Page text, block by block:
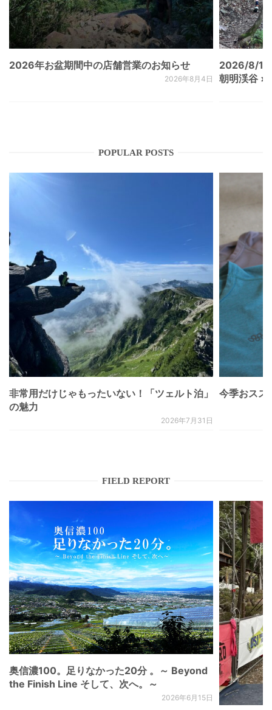
2026年お盆期間中の店舗営業のお知らせ
2026年8月4日
2026/8/
朝明渓谷 ×
POPULAR POSTS
非常用だけじゃもったいない！「ツェルト泊」
の魅力
2026年7月31日
今季おスス
FIELD REPORT
奥信濃100。足りなかった20分 。～ Beyond
the Finish Line そして、次へ。～
2026年6月15日